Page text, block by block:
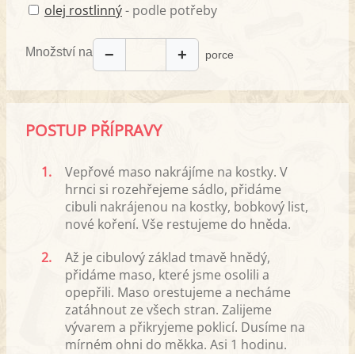
olej rostlinný- podle potřeby
Množství na − + porce
POSTUP PŘÍPRAVY
1.
Vepřové maso nakrájíme na kostky. V
hrnci si rozehřejeme sádlo, přidáme
cibuli nakrájenou na kostky, bobkový list,
nové koření. Vše restujeme do hněda.
2.
Až je cibulový základ tmavě hnědý,
přidáme maso, které jsme osolili a
opepřili. Maso orestujeme a necháme
zatáhnout ze všech stran. Zalijeme
vývarem a přikryjeme poklicí. Dusíme na
mírném ohni do měkka. Asi 1 hodinu.